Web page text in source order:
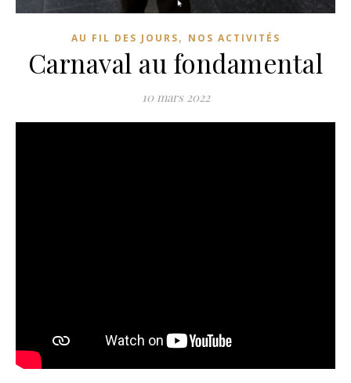
AU FIL DES JOURS, NOS ACTIVITÉS
Carnaval au fondamental
10 mars 2022